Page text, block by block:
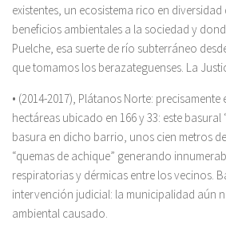
existentes, un ecosistema rico en
beneficios ambientales a la sociedad y
Puelche, esa suerte de río subterráneo
que tomamos los berazateguenses. La
• (2014-2017), Plátanos Norte:
hectáreas ubicado en 166 y 33: este basural
basura en dicho barrio, unos cien metros
“quemas de achique” generando
respiratorias y dérmicas entre los vecinos.
intervención judicial: la municipalidad aún
ambiental causado.